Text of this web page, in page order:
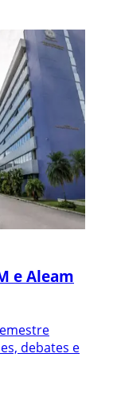
e Aleam
debates e